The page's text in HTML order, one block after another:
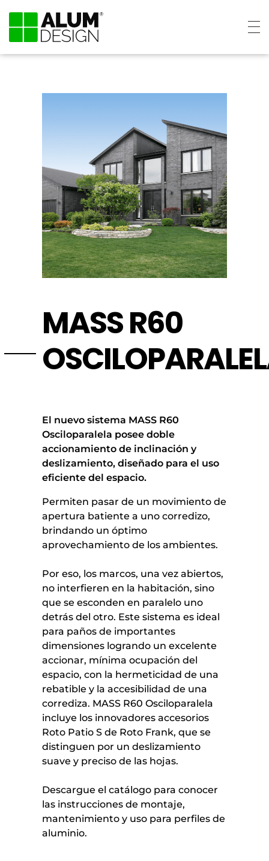
MASS R60
El nuevo sistema MASS R60
Osciloparalela posee doble
accionamiento de inclinación y
deslizamiento, diseñado para el uso
eficiente del espacio.
Permiten pasar de un movimiento de
apertura batiente a uno corredizo,
brindando un óptimo
aprovechamiento de los ambientes.
Por eso, los marcos, una vez abiertos,
no interfieren en la habitación, sino
que se esconden en paralelo uno
detrás del otro. Este sistema es ideal
para paños de importantes
dimensiones logrando un excelente
accionar, mínima ocupación del
espacio, con la hermeticidad de una
rebatible y la accesibilidad de una
corrediza. MASS R60 Osciloparalela
incluye los innovadores accesorios
Roto Patio S de Roto Frank, que se
distinguen por un deslizamiento
suave y preciso de las hojas.
Descargue el catálogo para conocer
las instrucciones de montaje,
mantenimiento y uso para perfiles de
aluminio.